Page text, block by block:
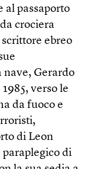
al passaporto
crociera
ebreo
nave, Gerardo
verso le
da fuoco e
di Leon
di